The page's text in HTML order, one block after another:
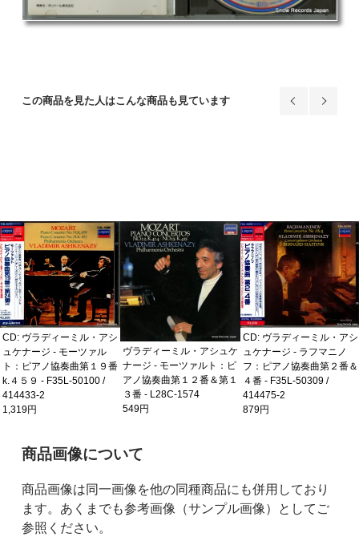
この商品を見た人はこんな商品も見ています
CD: ヴラディーミル・アシ
ュケナージ - モーツァル
ト：ピアノ協奏曲第１９番
k.４５９ - F35L-50100 /
414433-2
1,319円
ヴラディーミル・アシュケ
ナージ - モーツァルト：ピ
アノ協奏曲第１２番＆第１
３番 - L28C-1574
549円
CD: ヴラディーミル・アシ
ュケナージ - ラフマニノ
フ：ピアノ協奏曲第２番＆
４番 - F35L-50309 /
414475-2
879円
ご購入前の注意事項
商品画像について
商品画像は同一画像を他の同種商品にも併用しており
ます。あくまでも参考画像（サンプル画像）としてご
参照ください。